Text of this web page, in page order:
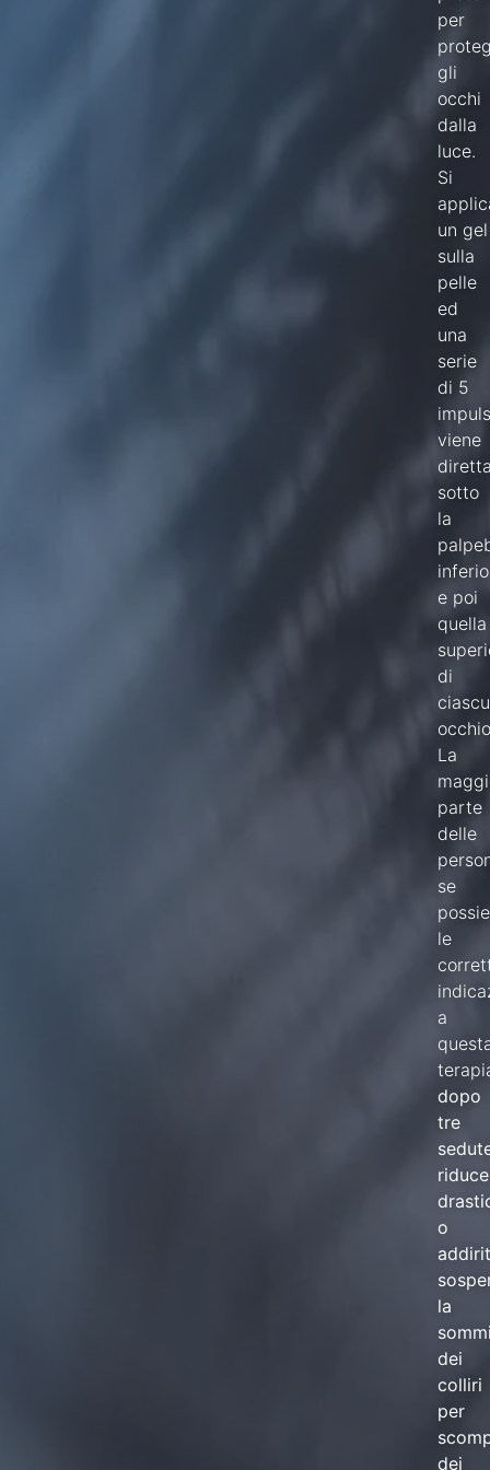
per
gli
occhi
dalla
luce.
Si
un gel
sulla
pelle
ed
una
serie
di 5
viene
sotto
la
e poi
quella
di
La
parte
delle
se
le
a
dopo
tre
riduce
o
la
dei
colliri
per
dei